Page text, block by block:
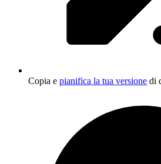
Copia e pianifica la tua versione di